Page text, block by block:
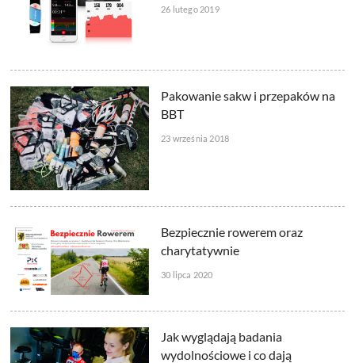
26 lutego 2019
Pakowanie sakw i przepaków na
BBT
23 września 2018
Bezpiecznie rowerem oraz
charytatywnie
30 lipca 2020
Jak wyglądają badania
wydolnościowe i co dają